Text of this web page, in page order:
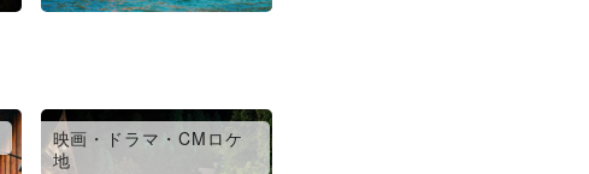
映画・ドラマ・CMロケ
地